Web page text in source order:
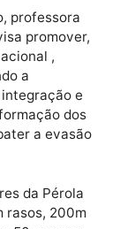
cobrir as
iluminação e
cobertas
junto ä
professora
visa
,
a